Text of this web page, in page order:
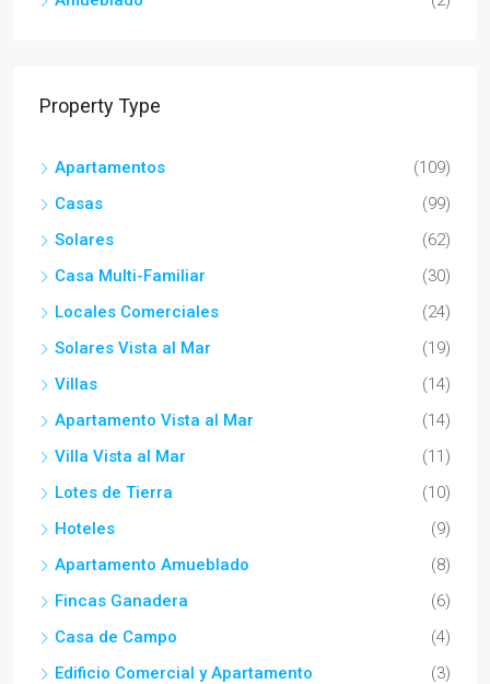
Property Type
Apartamentos
(109)
Casas
(99)
Solares
(62)
Casa Multi-Familiar
(30)
Locales Comerciales
(24)
Solares Vista al Mar
(19)
Villas
(14)
Apartamento Vista al Mar
(14)
Villa Vista al Mar
(11)
Lotes de Tierra
(10)
Hoteles
(9)
Apartamento Amueblado
(8)
Fincas Ganadera
(6)
Casa de Campo
(4)
Edificio Comercial y Apartamento
(3)